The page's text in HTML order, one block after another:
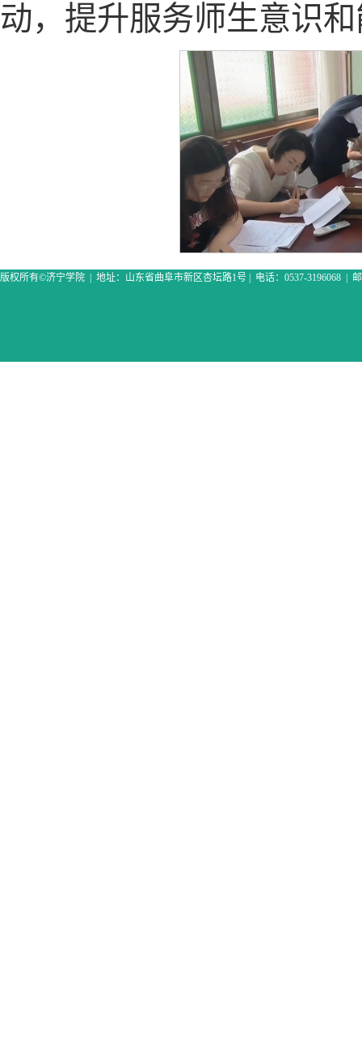
动，提升服务师生意识
版权所有©济宁学院 地址：山东省曲阜市新区杏坛路1号 电话： 0537-3196068 |